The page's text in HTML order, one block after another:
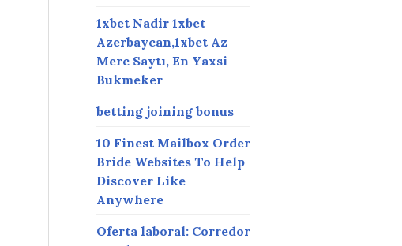
1xbet Nadir 1xbet
Azerbaycan,1xbet Az
Merc Saytı, En Yaxsi
Bukmeker
betting joining bonus
10 Finest Mailbox Order
Bride Websites To Help
Discover Like
Anywhere
Oferta laboral: Corredor